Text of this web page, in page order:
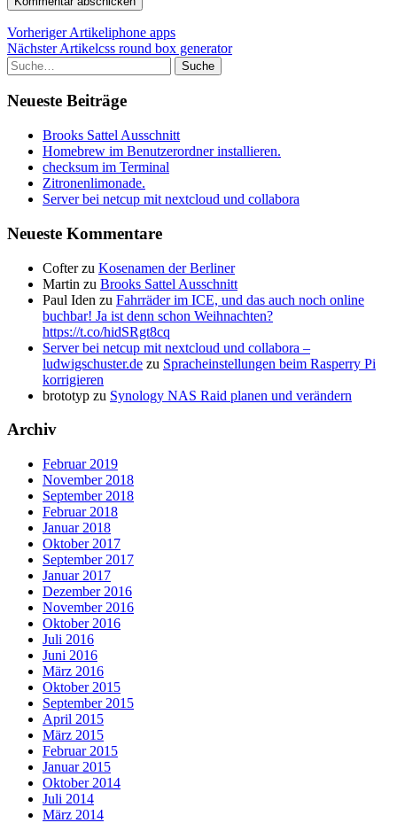
Vorheriger Artikeliphone apps
Nächster Artikelcss round box generator
Suche
Neueste Beiträge
Brooks Sattel Ausschnitt
Homebrew im Benutzerordner installieren.
checksum im Terminal
Zitronenlimonade.
Server bei netcup mit nextcloud und collabora
Neueste Kommentare
Cofterzu Kosenamen der Berliner
Martin zu Brooks Sattel Ausschnitt
Paul Iden zu Fahrräder im ICE, und das auch noch online
buchbar! Ja ist denn schon Weihnachten?
https://t.co/hidSRgt8cq
Server bei netcup mit nextcloud und collabora –
ludwigschuster.de zu Spracheinstellungen beim Rasperry Pi
korrigieren
brototyp zu Synology NAS Raid planen und verändern
Archiv
Februar 2019
November 2018
September 2018
Februar 2018
Januar 2018
Oktober 2017
September 2017
Januar 2017
Dezember 2016
November 2016
Oktober 2016
Juli 2016
Juni 2016
März 2016
Oktober 2015
September 2015
April 2015
März 2015
Februar 2015
Januar 2015
Oktober 2014
Juli 2014
März 2014